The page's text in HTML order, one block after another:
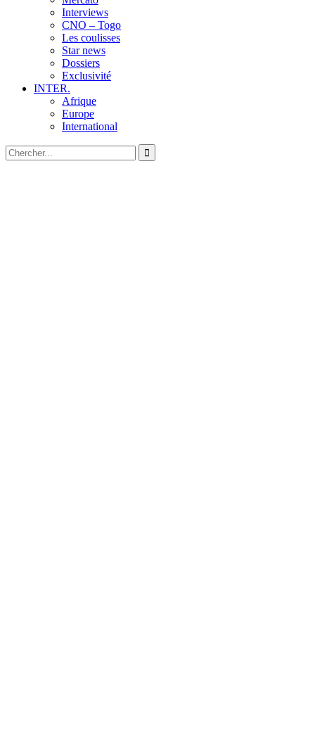
Interviews
CNO – Togo
Les coulisses
Star news
Dossiers
Exclusivité
INTER.
Afrique
Europe
International